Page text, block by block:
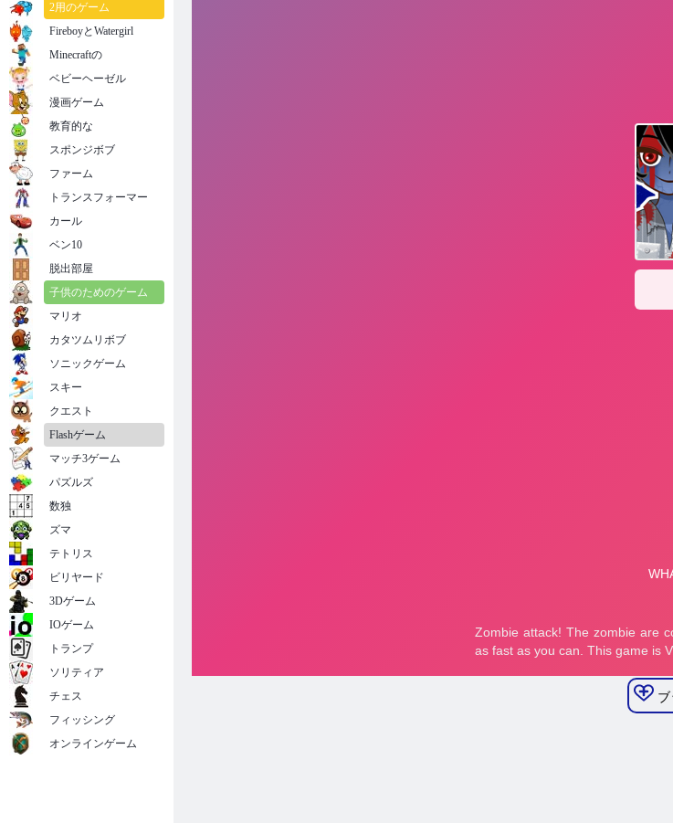
ブ
2用のゲーム
FireboyとWatergirl
Minecraftの
ベビーヘーゼル
漫画ゲーム
教育的な
スポンジボブ
ファーム
トランスフォーマー
カール
ベン10
脱出部屋
子供のためのゲーム
マリオ
カタツムリボブ
ソニックゲーム
スキー
クエスト
Flashゲーム
マッチ3ゲーム
パズルズ
数独
ズマ
テトリス
ビリヤード
3Dゲーム
IOゲーム
トランプ
ソリティア
チェス
フィッシング
オンラインゲーム